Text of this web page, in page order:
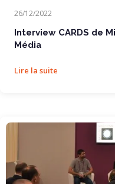
Interview CARDS de Miren
26/12/2022
Interview CARDS de
Média
Lire la suite